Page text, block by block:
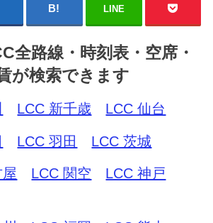
LINE
全路線・時刻表・空席・
が検索できます
LCC 新千歳 LCC 仙台
LCC 羽田 LCC 茨城
LCC 関空
LCC 神戸